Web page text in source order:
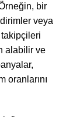
bir
veya
alabilir ve
oranlarını